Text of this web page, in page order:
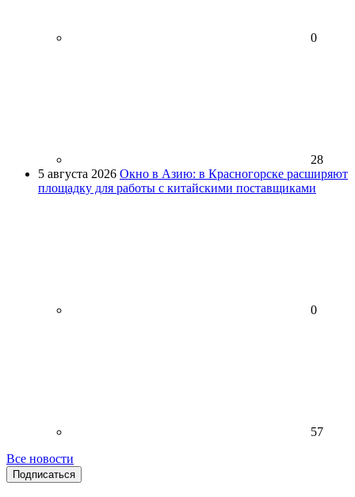
0
28
5 августа 2026 Окно в Азию: в Красногорске расширяют
площадку для работы с китайскими поставщиками
0
57
Все новости
Подписаться